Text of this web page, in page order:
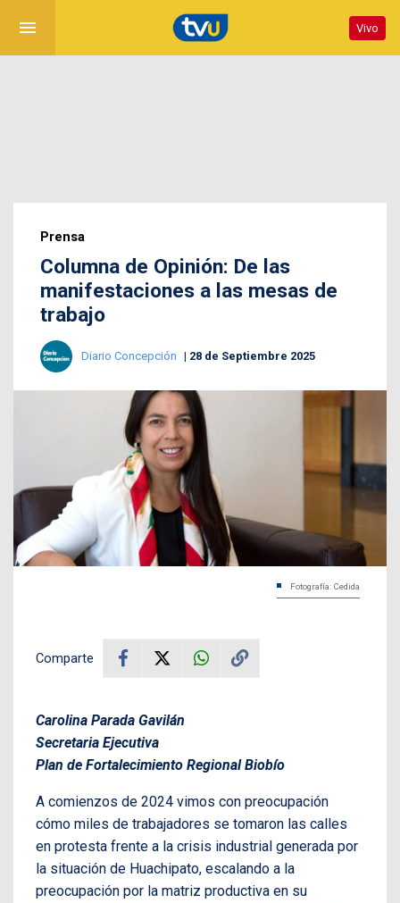
menu Vivo
Prensa
Columna de Opinión: De las
manifestaciones a las mesas de
trabajo
Diario Concepción 28 de Septiembre 2025
Fotografía: Cedida
Comparte
Carolina Parada Gavilán
Secretaria Ejecutiva
Plan de Fortalecimiento Regional Biobío
A comienzos de 2024 vimos con preocupación
cómo miles de trabajadores se tomaron las calles
en protesta frente a la crisis industrial generada por
la situación de Huachipato, escalando a la
preocupación por la matriz productiva en su